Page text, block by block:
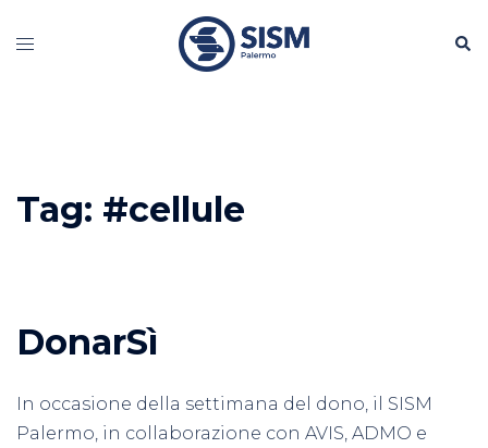
Mostra/Nascondi
Tag: #cellule
DonarSì
In occasione della settimana del dono, il SISM
Palermo, in collaborazione con AVIS, ADMO e